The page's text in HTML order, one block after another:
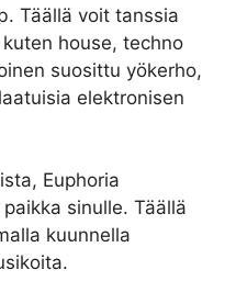
Täällä voit tanssia
house, techno
suosittu yökerho,
elektronisen
Euphoria
sinulle. Täällä
kuunnella